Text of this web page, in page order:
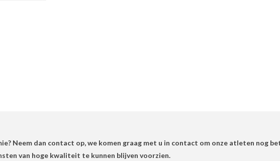
Neem dan contact op, we komen graag met u in contact om onze atleten nog
van hoge kwaliteit te kunnen blijven voorzien.